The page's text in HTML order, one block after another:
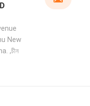
New
,চীন